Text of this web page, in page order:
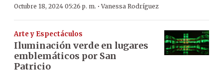
Octubre 18, 2024 05:26 p. m. ·Vanessa Rodríguez
Arte y Espectáculos
Iluminación verde en lugares
emblemáticos por San
Patricio